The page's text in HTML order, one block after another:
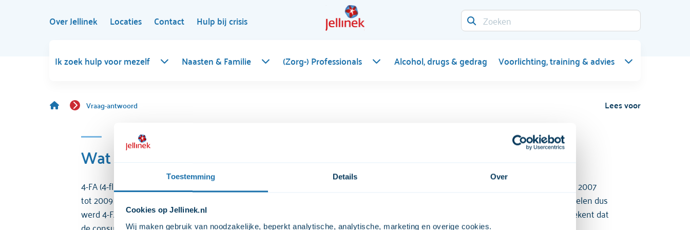
Toestemming Details Over
Cookies op Jellinek.nl
Wij maken gebruik van noodzakelijke, beperkt analytische, analytische, marketing en overige cookies.
Over Jellinek Locaties Contact Hulp bij crisis
Ik zoek hulp voor mezelf Naasten & Familie (Zorg-) Professionals Alcohol, drugs & gedrag Voorlichting, training & advies
Vraag-antwoord Lees voor
Wat is 4-FA of 4-FMP?
4-FA (4-fluoramfetamine) is een amfetamine-achtige drug die pas relatief kort op de Nederlandse markt voorkomt. In de periode van 2007
tot 2009 werd het vooral verkocht als
. Dit kwam omdat er destijds een tekort was aan grondstoffen voor deze middelen dus
werd 4-FA gebruikt als versnijdingsmiddel. Sinds 2010 wordt er echter steeds vaker 4-FA als 4-FA verkocht door dealers, wat ook betekent dat